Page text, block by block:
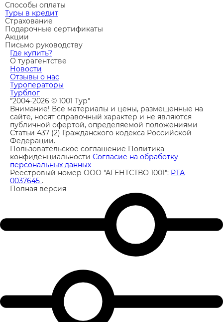
Способы оплаты
Туры в кредит
Страхование
Подарочные сертификаты
Акции
Письмо руководству
Где купить?
О турагентстве
Новости
Отзывы о нас
Туроператоры
Турблог
"2004-2026 © 1001 Тур"
Внимание! Все материалы и цены, размещенные на
сайте, носят справочный характер и не являются
публичной офертой, определяемой положениями
Статьи 437 (2) Гражданского кодекса Российской
Федерации.
Пользовательское соглашение Политика
конфиденциальности Согласие на обработку
персональных данных
Реестровый номер ООО "АГЕНТСТВО 1001": РТА
0037645 .
Полная версия